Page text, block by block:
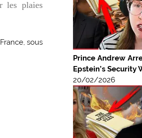
les plaies
sous
Prince Andrew
Epstein’s Security
20/02/2026